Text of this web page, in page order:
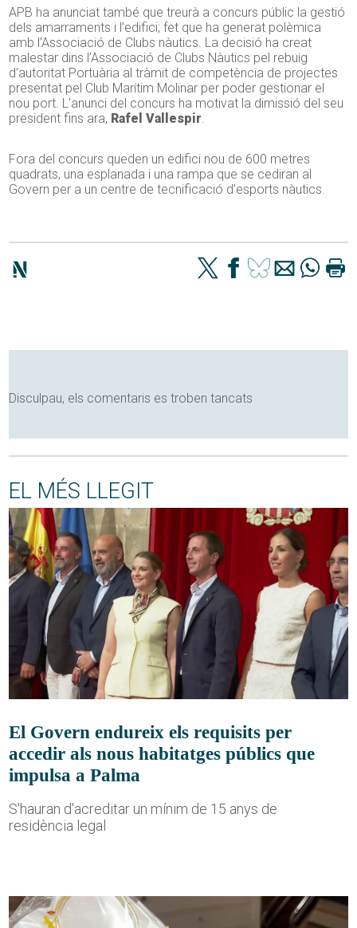
APB ha anunciat també que treurà a concurs públic la gestió
dels amarraments i l’edifici; fet que ha generat polèmica
amb l’Associació de Clubs nàutics. La decisió ha creat
malestar dins l’Associació de Clubs Nàutics pel rebuig
d’autoritat Portuària al tràmit de competència de projectes
presentat pel Club Marítim Molinar per poder gestionar el
nou port. L’anunci del concurs ha motivat la dimissió del seu
president fins ara, Rafel Vallespir.
Fora del concurs queden un edifici nou de 600 metres
quadrats, una esplanada i una rampa que se cediran al
Govern per a un centre de tecnificació d’esports nàutics.
Disculpau, els comentaris es troben tancats
EL MÉS LLEGIT
El Govern endureix els requisits per
accedir als nous habitatges públics que
impulsa a Palma
S'hauran d'acreditar un mínim de 15 anys de
residència legal